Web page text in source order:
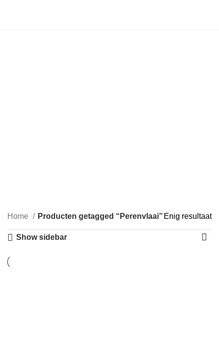
Home Producten getagged “Perenvlaai” Enig resultaat
Show sidebar